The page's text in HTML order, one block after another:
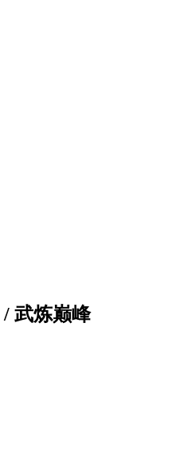
武炼巅峰